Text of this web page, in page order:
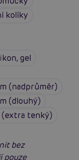
kolíky
gel
(nadprůměr)
(dlouhý)
(extra tenký)
bez
pouze